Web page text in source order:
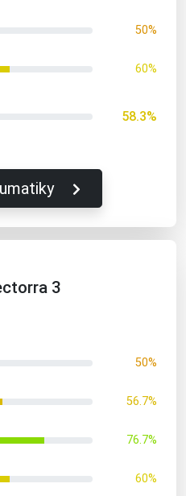
50%
60%
58.3%
3
50%
56.7%
76.7%
60%